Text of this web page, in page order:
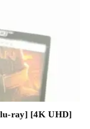
ray] [4K UHD]